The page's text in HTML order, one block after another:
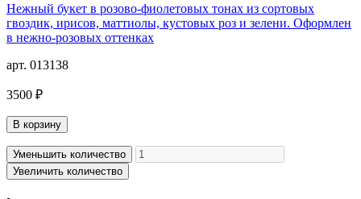
Нежный букет в розово-фиолетовых тонах из сортовых
гвоздик, ирисов, маттиолы, кустовых роз и зелени. Оформлен
в нежно-розовых оттенках
арт. 013138
3500 ₽
В корзину
Уменьшить количество
Увеличить количество